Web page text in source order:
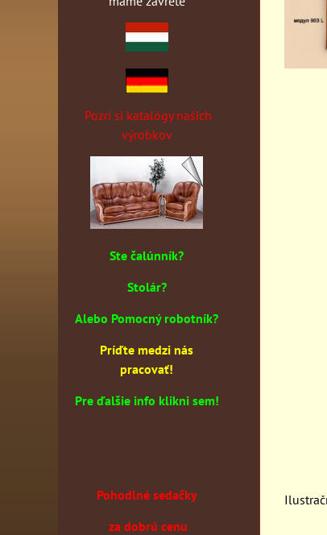
Pozri si katalógy našich
výrobkov
Ste čalúnník?
Stolár?
Alebo Pomocný robotník?
Príďte medzi nás
pracovať!
Pre ďalšie info klikni sem!
Pohodlné sedačky
za dobrú cenu